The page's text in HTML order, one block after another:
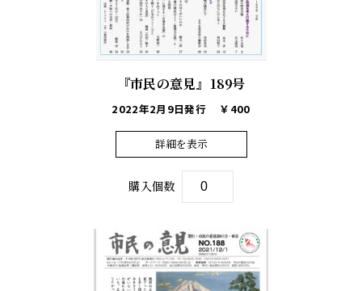
『市民の意見』189号
2022年2月9日発行 ￥400
詳細を表示
購入個数